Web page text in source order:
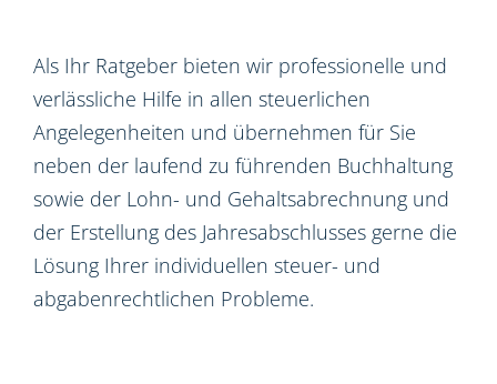
Als Ihr Ratgeber bieten wir professionelle und
verlässliche Hilfe in allen steuerlichen
Angelegenheiten und übernehmen für Sie
neben der laufend zu führenden Buchhaltung
sowie der Lohn- und Gehaltsabrechnung und
der Erstellung des Jahresabschlusses gerne die
Lösung Ihrer individuellen steuer- und
abgabenrechtlichen Probleme.